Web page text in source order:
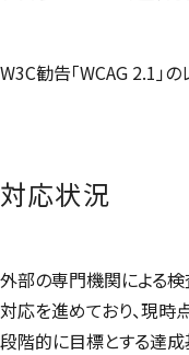
W3C勧告「WCAG 2.1」
対応状況
外部の専門機関による検
対応を進めており、現時
段階的に目標とする達成